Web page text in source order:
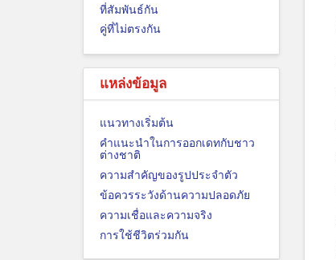
ที่สัมพันธ์กัน
คู่ที่ไม่ตรงกัน
แหล่งข้อมูล
แนวทางเริ่มต้น
คำแนะนำในการออกเดทกับชาว
ต่างชาติ
ความสำคัญของรูปประจำตัว
ข้อควรระวังด้านความปลอดภัย
ความเชื่อและความจริง
การใช้ชีวิตร่วมกัน